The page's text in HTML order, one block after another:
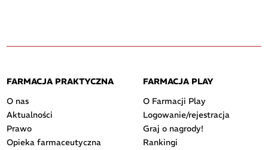
FARMACJA PRAKTYCZNA
O nas
Aktualności
Prawo
Opieka farmaceutyczna
FARMACJA PLAY
O Farmacji Play
Logowanie/rejestracja
Graj o nagrody!
Rankingi